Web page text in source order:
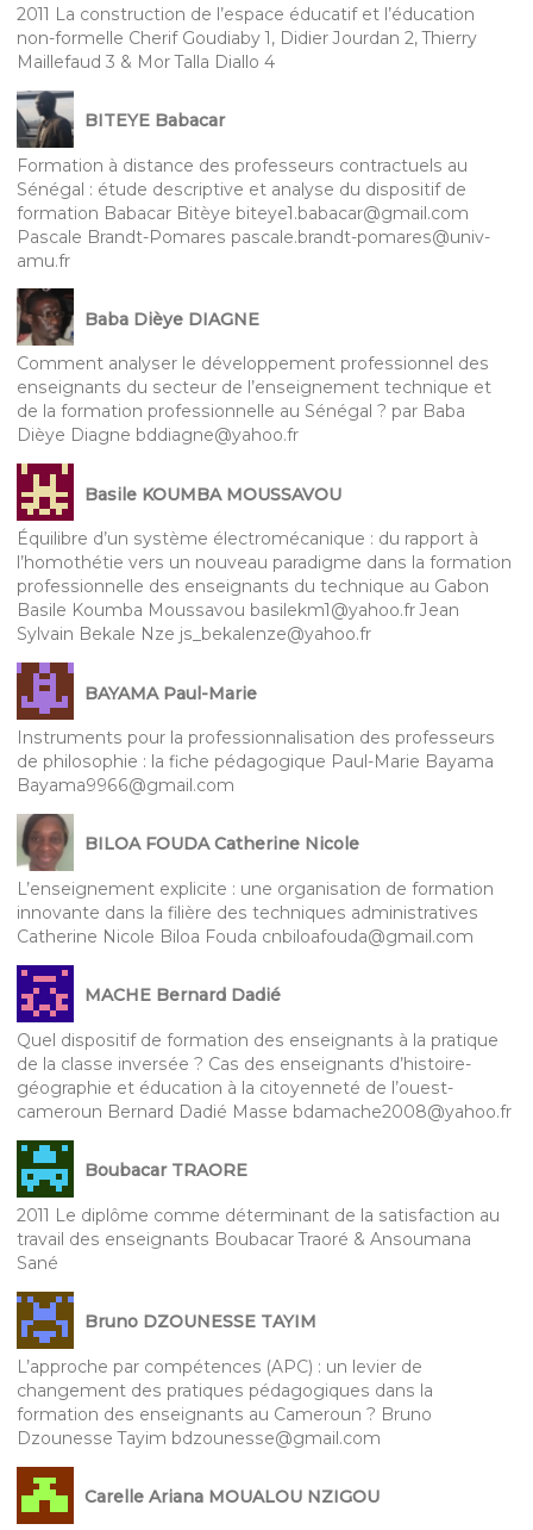
2011 La construction de l’espace éducatif et l’éducation
non-formelle Cherif Goudiaby 1, Didier Jourdan 2, Thierry
Maillefaud 3 & Mor Talla Diallo 4
BITEYE Babacar
Formation à distance des professeurs contractuels au
Sénégal : étude descriptive et analyse du dispositif de
formation Babacar Bitèye biteye1.babacar@gmail.com
Pascale Brandt-Pomares pascale.brandt-pomares@univ-
amu.fr
Baba Dièye DIAGNE
Comment analyser le développement professionnel des
enseignants du secteur de l’enseignement technique et
de la formation professionnelle au Sénégal ? par Baba
Dièye Diagne bddiagne@yahoo.fr
Basile KOUMBA MOUSSAVOU
Équilibre d’un système électromécanique : du rapport à
l’homothétie vers un nouveau paradigme dans la formation
professionnelle des enseignants du technique au Gabon
Basile Koumba Moussavou basilekm1@yahoo.fr Jean
Sylvain Bekale Nze js_bekalenze@yahoo.fr
BAYAMA Paul-Marie
Instruments pour la professionnalisation des professeurs
de philosophie : la fiche pédagogique Paul-Marie Bayama
Bayama9966@gmail.com
BILOA FOUDA Catherine Nicole
L’enseignement explicite : une organisation de formation
innovante dans la filière des techniques administratives
Catherine Nicole Biloa Fouda cnbiloafouda@gmail.com
MACHE Bernard Dadié
Quel dispositif de formation des enseignants à la pratique
de la classe inversée ? Cas des enseignants d’histoire-
géographie et éducation à la citoyenneté de l’ouest-
cameroun Bernard Dadié Masse bdamache2008@yahoo.fr
Boubacar TRAORE
2011 Le diplôme comme déterminant de la satisfaction au
travail des enseignants Boubacar Traoré & Ansoumana
Sané
Bruno DZOUNESSE TAYIM
L’approche par compétences (APC) : un levier de
changement des pratiques pédagogiques dans la
formation des enseignants au Cameroun ? Bruno
Dzounesse Tayim bdzounesse@gmail.com
Carelle Ariana MOUALOU NZIGOU